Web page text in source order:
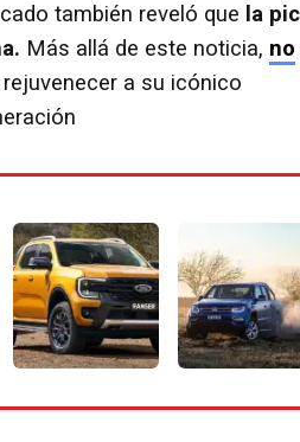
también reveló que la
Más allá de este noticia, no
rejuvenecer a su icónico